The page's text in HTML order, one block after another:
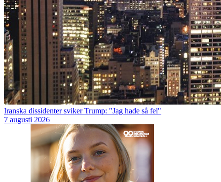
Iranska dissidenter sviker Trump: "Jag hade så fel"
7 augusti 2026